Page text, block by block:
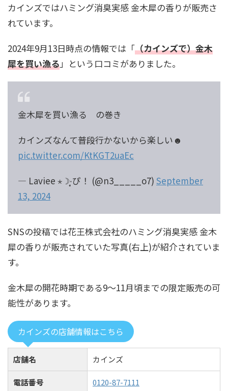
カインズではハミング消臭実感 金木犀の香りが販売さ
れています。
2024年9月13日時点の情報では「（カインズで）金木
犀を買い漁る」という口コミがありました。
金木犀を買い漁る の巻き
カインズなんて普段行かないから楽しい☻
pic.twitter.com/KtKGT2uaEc
— Laviee ⋆☽︎︎·̩͙ぴ！ (@n3_____o7) September
13, 2024
SNSの投稿では花王株式会社のハミング消臭実感 金木
犀の香りが販売されていた写真(右上)が紹介されていま
す。
金木犀の開花時期である9～11月頃までの限定販売の可
能性があります。
カインズの店舗情報はこちら
店舗名 カインズ
電話番号 0120-87-7111